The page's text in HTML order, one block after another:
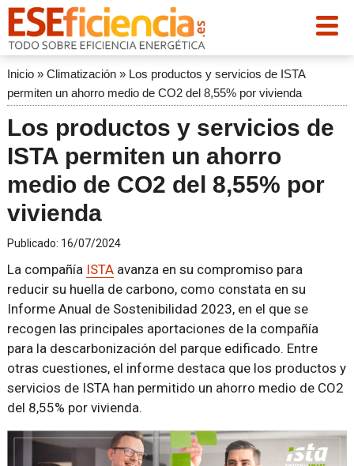
Inicio» Climatización» Los productos y servicios de ISTA
permiten un ahorro medio de CO2 del 8,55% por vivienda
Los productos y servicios de
ISTA permiten un ahorro
medio de CO2 del 8,55% por
vivienda
Publicado: 16/07/2024
La compañía ISTAavanza en su compromiso para
reducir su huella de carbono, como constata en su
Informe Anual de Sostenibilidad 2023, en el que se
recogen las principales aportaciones de la compañía
para la descarbonización del parque edificado. Entre
otras cuestiones, el informe destaca que los productos y
servicios de ISTA han permitido un ahorro medio de CO2
del 8,55% por vivienda.